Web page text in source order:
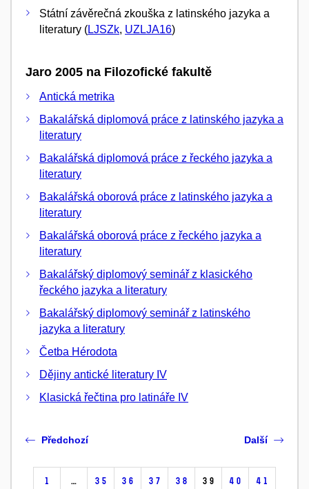
Státní závěrečná zkouška z latinského jazyka a
literatury (LJSZk, UZLJA16)
Jaro 2005 na Filozofické fakultě
Antická metrika
Bakalářská diplomová práce z latinského jazyka a
literatury
Bakalářská diplomová práce z řeckého jazyka a
literatury
Bakalářská oborová práce z latinského jazyka a
literatury
Bakalářská oborová práce z řeckého jazyka a
literatury
Bakalářský diplomový seminář z klasického
řeckého jazyka a literatury
Bakalářský diplomový seminář z latinského
jazyka a literatury
Četba Hérodota
Dějiny antické literatury IV
Klasická řečtina pro latináře IV
Předchozí
1 … 35 36 37 38 39 40 41
Další